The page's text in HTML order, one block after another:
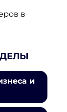
в
и